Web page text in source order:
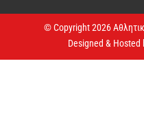
© Copyright 2026
Designed & Hosted